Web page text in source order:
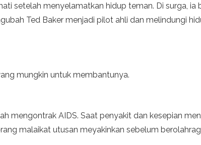
setelah menyelamatkan hidup teman. Di surga, ia
Ted Baker menjadi pilot ahli dan melindungi
mungkin untuk membantunya.
mengontrak AIDS. Saat penyakit dan kesepian
malaikat utusan meyakinkan sebelum